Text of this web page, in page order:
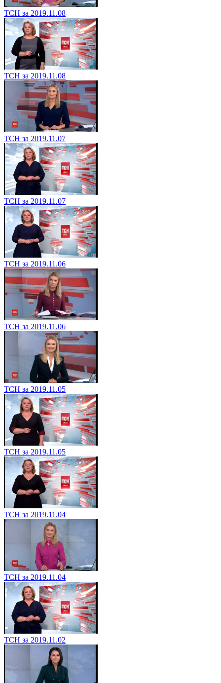
ТСН за 2019.11.08
ТСН за 2019.11.08
ТСН за 2019.11.07
ТСН за 2019.11.07
ТСН за 2019.11.06
ТСН за 2019.11.06
ТСН за 2019.11.05
ТСН за 2019.11.05
ТСН за 2019.11.04
ТСН за 2019.11.04
ТСН за 2019.11.02